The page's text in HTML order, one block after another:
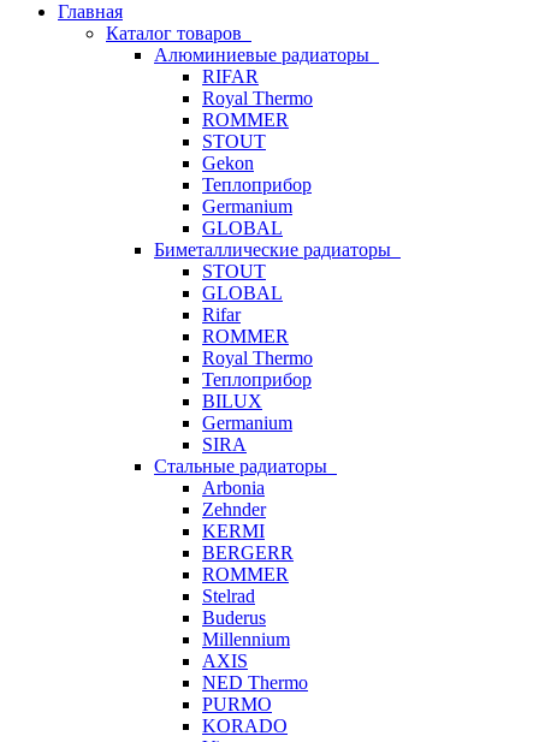
Главная
Каталог товаров
Алюминиевые радиаторы
RIFAR
Royal Thermo
ROMMER
STOUT
Gekon
Теплоприбор
Germanium
GLOBAL
Биметаллические радиаторы
STOUT
GLOBAL
Rifar
ROMMER
Royal Thermo
Теплоприбор
BILUX
Germanium
SIRA
Стальные радиаторы
Arbonia
Zehnder
KERMI
BERGERR
ROMMER
Stelrad
Buderus
Millennium
AXIS
NED Thermo
PURMO
KORADO